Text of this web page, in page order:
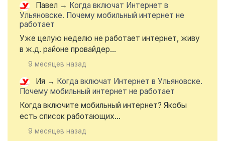
Павел → Когда включат Интернет в
Ульяновске. Почему мобильный интернет не
работает
Уже целую неделю не работает интернет, живу
в ж.д. районе провайдер...
9 месяцев назад
Ия → Когда включат Интернет в Ульяновске.
Почему мобильный интернет не работает
Когда включите мобильный интернет? Якобы
есть список работающих...
9 месяцев назад